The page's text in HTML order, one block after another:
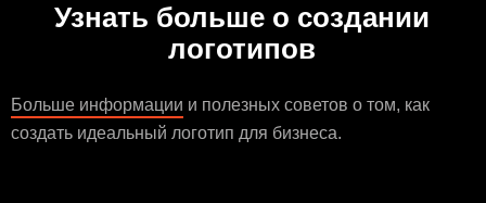
Узнать больше о создании
логотипов
Больше информации и полезных советов о том, как
создать идеальный логотип для бизнеса.